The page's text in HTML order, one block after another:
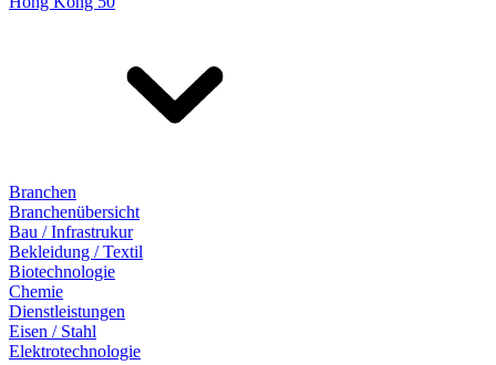
Branchen
Branchenübersicht
Bau / Infrastrukur
Bekleidung / Textil
Biotechnologie
Chemie
Dienstleistungen
Eisen / Stahl
Elektrotechnologie